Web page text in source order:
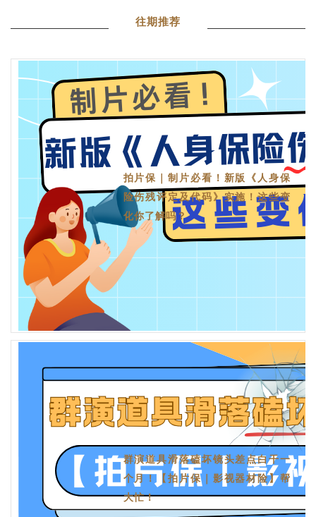
往期推荐
拍片保｜制片必看！新版《人身保
险伤残评定及代码》实施！这些变
化你了解吗？
群演道具滑落磕坏镜头差点白干一
个月！【拍片保｜影视器材险】帮
大忙！